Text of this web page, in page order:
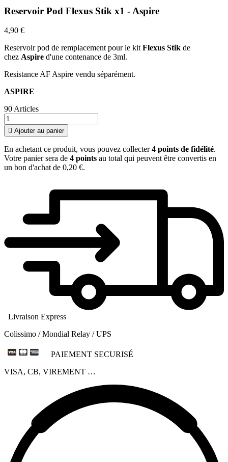
Reservoir Pod Flexus Stik x1 - Aspire
4,90 €
Reservoir pod de remplacement pour le kitFlexus Stik de
chez Aspire d'une contenance de 3ml.
Resistance AF Aspire vendu séparément.
ASPIRE
90 Articles
 Ajouter au panier
En achetant ce produit, vous pouvez collecter4 points de fidélité.
Votre panier sera de 4 points au total qui peuvent être convertis en
un bon d'achat de 0,20 €.
Livraison Express
Colissimo / Mondial Relay / UPS
PAIEMENT SECURISÉ
VISA, CB, VIREMENT …